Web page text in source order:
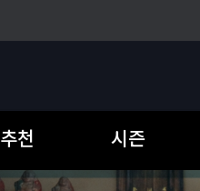
추천 시즌